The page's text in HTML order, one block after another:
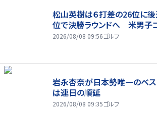
松山英樹は６打差の26位に
位で決勝ラウンドへ 米男子
2026/08/08 09:56ゴルフ
岩永杏奈が日本勢唯一のベ
は連日の順延
2026/08/08 09:35ゴルフ